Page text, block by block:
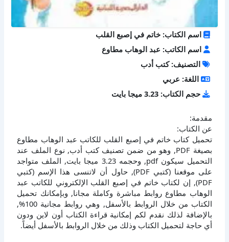
اسم الكتاب: خاتم في إصبع القلب
اسم الكاتب: عبد الوهاب مطاوع
التصنيف: كتب أدب
اللغة: عربي
حجم الكتاب: 3.23 ميجا بايت
مقدمة:
عن الكتاب:
تحميل كتاب خاتم في إصبع القلب للكاتب عبد الوهاب مطاوع
بصيغة PDF, وهو من ضمن تصنيف كتب أدب, نوع الملف عند
التحميل سيكون pdf, وحجمه 3.23 ميجا بايت, الملف متواجد
على موقعنا (كتبي PDF), حاول أن لاتنسى هذا الإسم (كتبي
PDF), إن لكتاب خاتم في إصبع القلب الإلكتروني للكاتب عبد
الوهاب مطاوع روابط مباشرة وكاملة مجانا, وبإمكانك تحميل
الكتاب من خلال الروابط بالأسفل, وهي روابط مجانية 100%,
بالإضافة لذلك نقدم لكم إمكانية قراءة الكتاب أون لاين ودون
أي حاجة لتحميل الكتاب وذلك من خلال الروابط بالأسفل أيضاً.